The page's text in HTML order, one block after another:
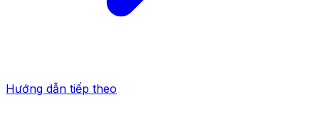
Hướng dẫn tiếp theo